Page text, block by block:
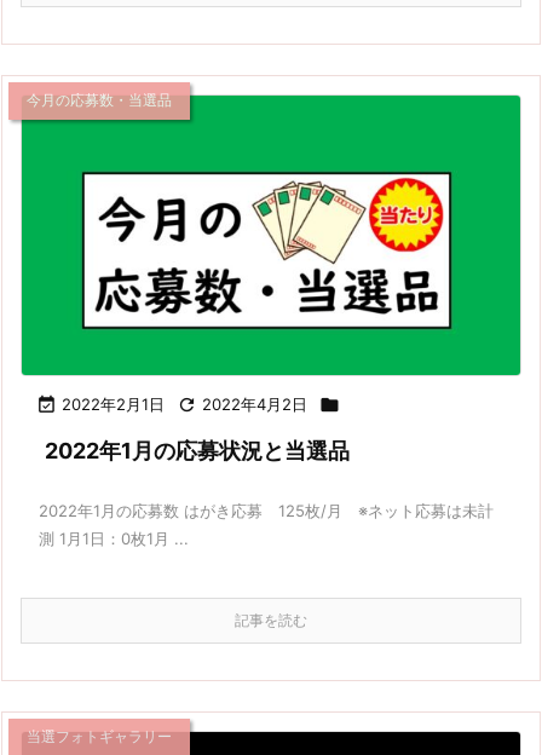
 2022年2月1日  2022年4月2日 
今月の応募数・当選品
2022年1月の応募状況と当選品
2022年1月の応募数 はがき応募 125枚/月 ※ネット応募は未計
測 1月1日：0枚1月 ...
記事を読む
当選フォトギャラリー